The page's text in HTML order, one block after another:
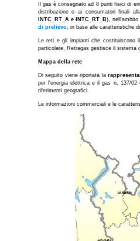
Il gas è consegnato ad 8 punti fisici di
distribuzione o ai consumatori finali
INTC_RT_A e INTC_RT_B), nell'ambito
di prelievo, in base alle caratteristiche
Le reti e gli impianti che costituiscono
particolare, Retragas gestisce il sistema
Mappa della rete
Di seguito viene riportata la
per l'energia elettrica e il gas n. 137/02
riferimenti geografici.
Le informazioni commerciali e le